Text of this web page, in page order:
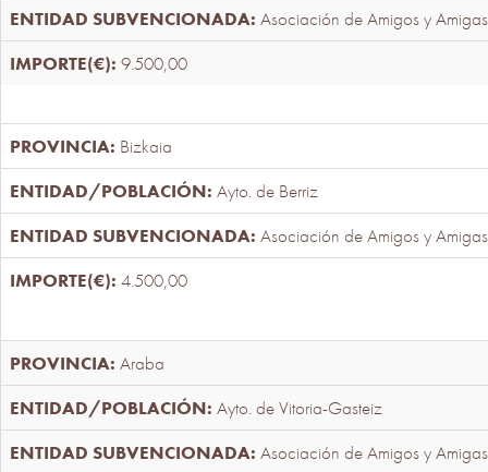
Asociación de Amigos y
9.500,00
Bizkaia
Ayto. de Berriz
Asociación de Amigos y
4.500,00
Araba
Ayto. de Vitoria-Gasteiz
Asociación de Amigos y